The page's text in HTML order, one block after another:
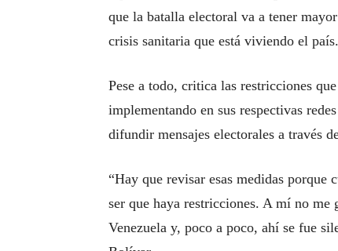
que la batalla electoral va a tener
crisis sanitaria que está viviendo el país.
Pese a todo, critica las restricciones
implementando en sus respectivas
difundir mensajes electorales a través
“Hay que revisar esas medidas porque
ser que haya restricciones. A mí no me
Venezuela y, poco a poco, ahí se fue